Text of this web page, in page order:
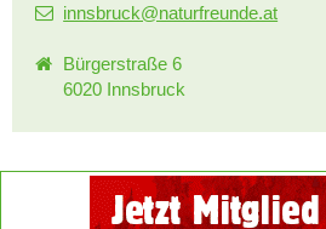
innsbruck@naturfreunde.at
Bürgerstraße 6
6020 Innsbruck